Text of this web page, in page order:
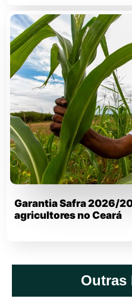
Garantia Safra 2026/
agricultores no Ceará
Outras